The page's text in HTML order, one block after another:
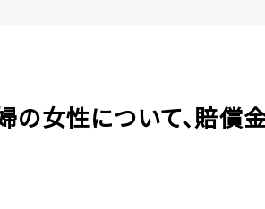
女性について、賠償